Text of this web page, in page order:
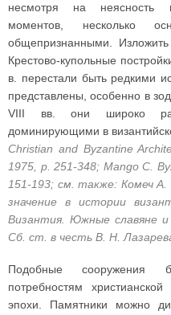
несмотря на неясность
моментов, несколько
общепризнанными.
Крестово-купольные
в. перестали быть редкими
представлены, особенно в
VIII вв. они широко
доминирующими в
Christian and Byzantine
1975, p. 251-348; Mango C.
151-193; см. также: Комеч
значение в истории
Византия. Южные славяне и
Сб. ст. в честь В. Н.
Подобные сооружения
потребностям
эпохи. Памятники можно